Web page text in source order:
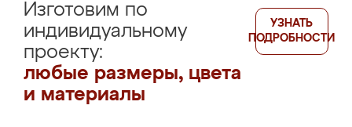
Изготовим по
индивидуальному
проекту:
любые размеры, цвета
и материалы
УЗНАТЬ
ПОДРОБНОСТИ